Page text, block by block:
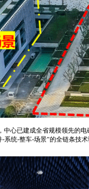
心已建成全省规模领先的
统-整车-场景”的全链条技